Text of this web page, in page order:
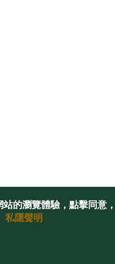
的瀏覽體驗，點擊同意
私隱聲明